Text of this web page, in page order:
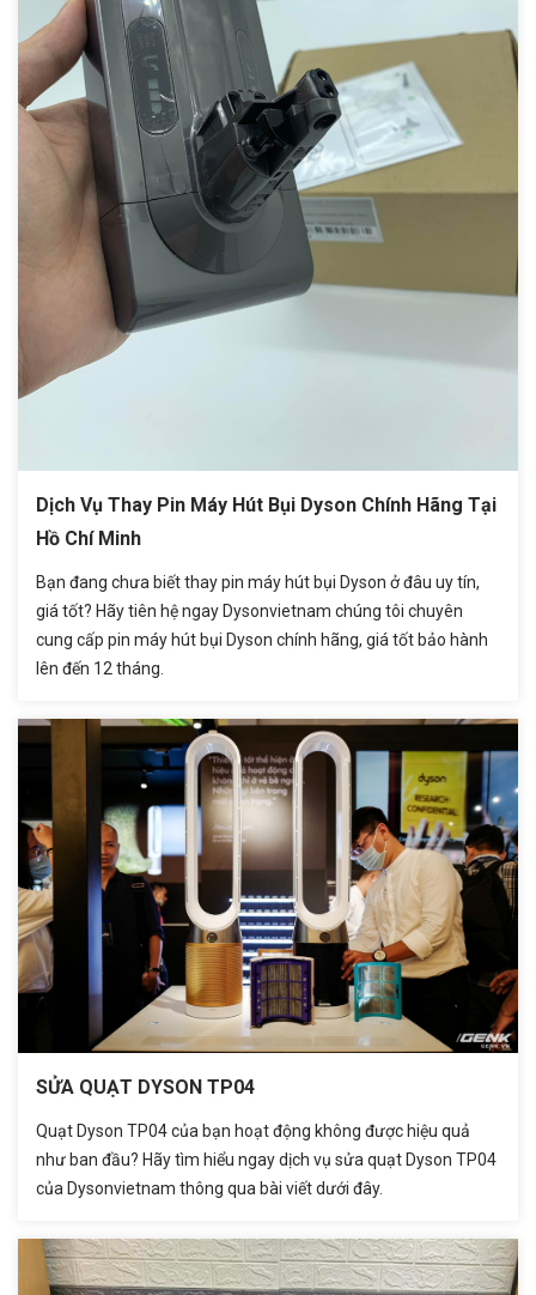
Dịch Vụ Thay Pin Máy Hút Bụi Dyson Chính Hãng Tại
Hồ Chí Minh
Bạn đang chưa biết thay pin máy hút bụi Dyson ở đâu uy tín,
giá tốt? Hãy tiên hệ ngay Dysonvietnam chúng tôi chuyên
cung cấp pin máy hút bụi Dyson chính hãng, giá tốt bảo hành
lên đến 12 tháng.
SỬA QUẠT DYSON TP04
Quạt Dyson TP04 của bạn hoạt động không được hiệu quả
như ban đầu? Hãy tìm hiểu ngay dịch vụ sửa quạt Dyson TP04
của Dysonvietnam thông qua bài viết dưới đây.